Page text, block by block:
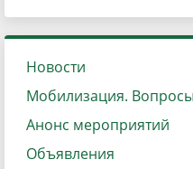
Новости
Мобилизация.
Анонс мероприятий
Объявления